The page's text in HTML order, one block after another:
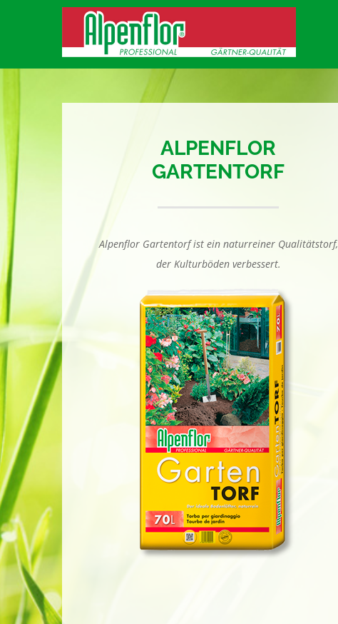
ALPENFLOR
GARTENTORF
Alpenflor Gartentorf ist ein naturreiner Qualitätstorf,
der Kulturböden verbessert.